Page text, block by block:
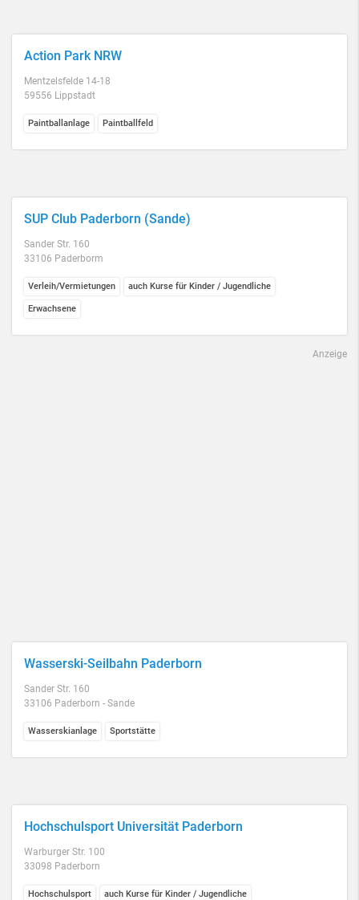
Action Park NRW
Mentzelsfelde 14-18
59556 Lippstadt
Paintballanlage Paintballfeld
SUP Club Paderborn (Sande)
Sander Str. 160
33106 Paderborm
Verleih/Vermietungen auch Kurse für Kinder / Jugendliche
Erwachsene
Anzeige
Wasserski-Seilbahn Paderborn
Sander Str. 160
33106 Paderborn - Sande
Wasserskianlage Sportstätte
Hochschulsport Universität Paderborn
Warburger Str. 100
33098 Paderborn
Hochschulsport auch Kurse für Kinder / Jugendliche